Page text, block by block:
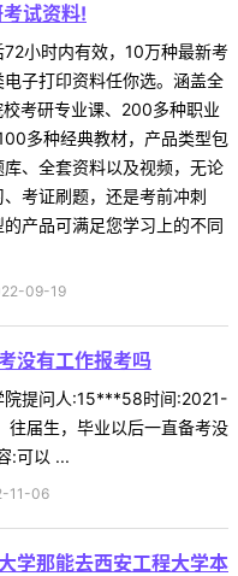
试资料!
小时内有效，10万种最新考
子打印资料任你选。涵盖全
考研专业课、200多种职业
多种经典教材，产品类型包
、全套资料以及视频，无论
考证刷题，还是考前冲刺
产品可满足您学习上的不同
09-19
没有工作报考吗
院提问人:15***58时间:2021-
届生，毕业以后一直备考没
:可以 ...
11-06
学那能去西安工程大学本